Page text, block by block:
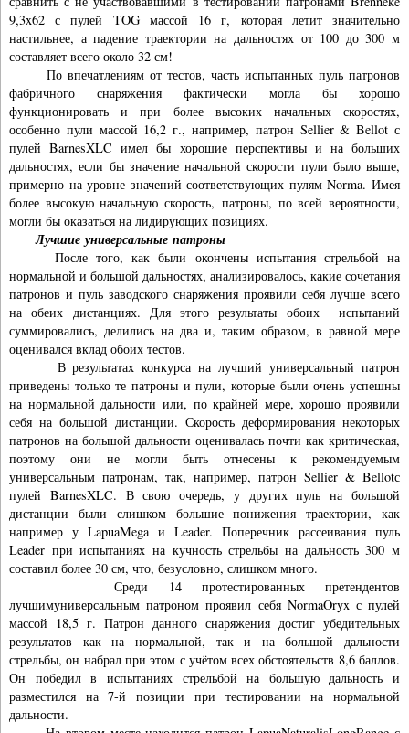
9,3x62 с пулей TOG массой 16 г, которая летит значительно
настильнее, а падение траектории на дальностях от 100 до 300 м
составляет всего около 32 см!
По впечатлениям от тестов, часть испытанных пуль патронов
фабричного снаряжения фактически могла бы хорошо
функционировать и при более высоких начальных скоростях,
особенно пули массой 16,2 г., например, патрон Sellier & Bellot с
пулей BarnesXLC имел бы хорошие перспективы и на больших
дальностях, если бы значение начальной скорости пули было выше,
примерно на уровне значений соответствующих пулям Norma. Имея
более высокую начальную скорость, патроны, по всей вероятности,
могли бы оказаться на лидирующих позициях.
Лучшие универсальные патроны
После того, как были окончены испытания стрельбой на
нормальной и большой дальностях, анализировалось, какие сочетания
патронов и пуль заводского снаряжения проявили себя лучше всего
на обеих дистанциях. Для этого результаты обоих испытаний
суммировались, делились на два и, таким образом, в равной мере
оценивался вклад обоих тестов.
В результатах конкурса на лучший универсальный патрон
приведены только те патроны и пули, которые были очень успешны
на нормальной дальности или, по крайней мере, хорошо проявили
себя на большой дистанции. Скорость деформирования некоторых
патронов на большой дальности оценивалась почти как критическая,
поэтому они не могли быть отнесены к рекомендуемым
универсальным патронам, так, например, патрон Sellier & Bellotс
пулей BarnesXLC. В свою очередь, у других пуль на большой
дистанции были слишком большие понижения траектории, как
например у LapuaMega и Leader. Поперечник рассеивания пуль
Leader при испытаниях на кучность стрельбы на дальность 300 м
составил более 30 см, что, безусловно, слишком много.
Среди 14 протестированных претендентов
лучшимуниверсальным патроном проявил себя NormaOryx с пулей
массой 18,5 г. Патрон данного снаряжения достиг убедительных
результатов как на нормальной, так и на большой дальности
стрельбы, он набрал при этом с учётом всех обстоятельств 8,6 баллов.
Он победил в испытаниях стрельбой на большую дальность и
разместился на 7-й позиции при тестировании на нормальной
дальности.